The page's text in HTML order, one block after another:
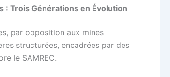
: Trois Générations en Évolution
par opposition aux mines
structurées, encadrées par des
le SAMREC.